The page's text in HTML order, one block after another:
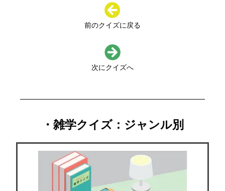
前のクイズに戻る
次にクイズへ
・雑学クイズ：ジャンル別